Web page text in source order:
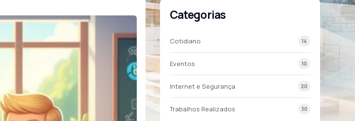
Categorias
Cotidiano 14
Eventos 10
Internet e Segurança 20
Trabalhos Realizados 30